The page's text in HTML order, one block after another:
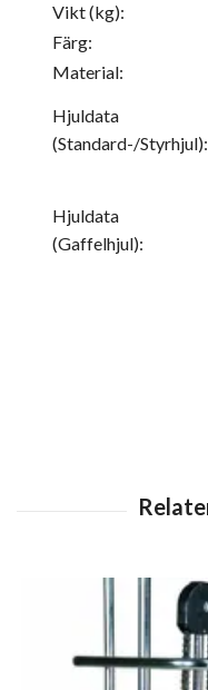
Vikt (kg):
Färg:
Material:
Hjuldata
(Standard-/Styrhjul):
Hjuldata
(Gaffelhjul):